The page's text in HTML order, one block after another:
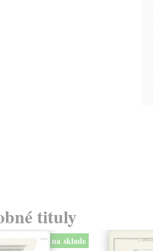
tituly
na sklade